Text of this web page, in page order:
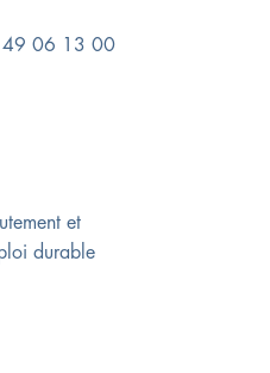
49 06 13 00
et
durable